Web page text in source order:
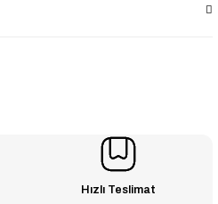
Hızlı Teslimat